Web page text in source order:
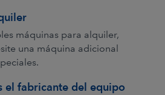
máquinas para alquiler,
una máquina adicional
el fabricante del equipo